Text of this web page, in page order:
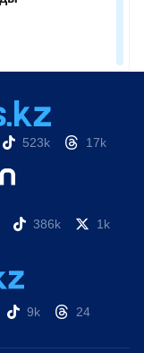
523k 17k
386k
1k
9k 24